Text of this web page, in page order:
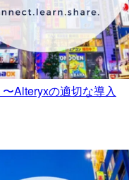
Alteryxの適切な導入